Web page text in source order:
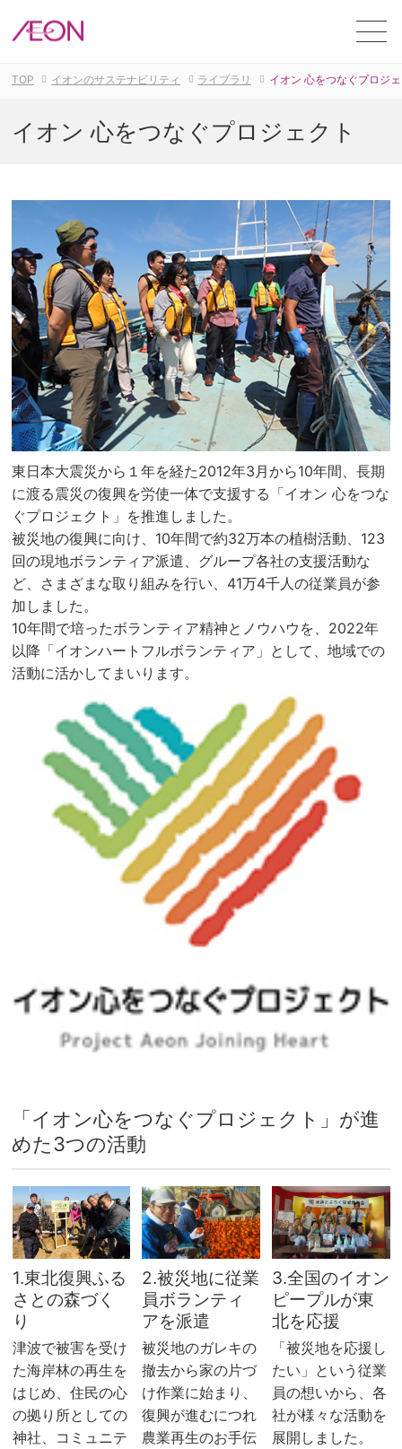
TOP イオンのサステナビリティ ライブラリ イオン 心をつなぐプロジ
イオン 心をつなぐプロジェクト
東日本大震災から１年を経た2012年3月から10年間、長期
に渡る震災の復興を労使一体で支援する「イオン 心をつな
ぐプロジェクト」を推進しました。
被災地の復興に向け、10年間で約32万本の植樹活動、123
回の現地ボランティア派遣、グループ各社の支援活動な
ど、さまざまな取り組みを行い、41万4千人の従業員が参
加しました。
10年間で培ったボランティア精神とノウハウを、2022年
以降「イオンハートフルボランティア」として、地域での
活動に活かしてまいります。
「イオン心をつなぐプロジェクト」が進
めた3つの活動
1.東北復興ふる
さとの森づく
り
津波で被害を受け
た海岸林の再生を
はじめ、住民の心
の拠り所としての
神社、コミュニテ
2.被災地に従業
員ボランティ
アを派遣
被災地のガレキの
撤去から家の片づ
け作業に始まり、
復興が進むにつれ
農業再生のお手伝
3.全国のイオン
ピープルが東
北を応援
「被災地を応援し
たい」という従業
員の想いから、各
社が様々な活動を
展開しました。